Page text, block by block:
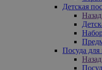
Детская
Назад
Посуда для
Назад